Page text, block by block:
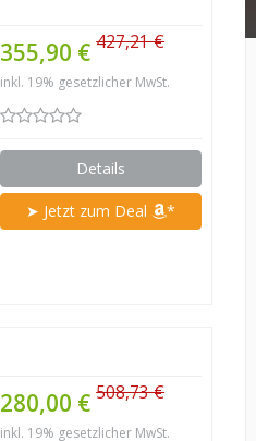
355,90 €427,21 €
inkl. 19% gesetzlicher MwSt.
Details
➤ Jetzt zum Deal *
280,00 €508,73 €
inkl. 19% gesetzlicher MwSt.